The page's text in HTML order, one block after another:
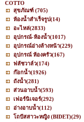
COTTO
สุขภัณฑ์ (705)
ห้องน้ำสำเร็จรูป(14)
อะไหล่(2833)
อุปกรณ์-ห้องน้ำ(1017)
อุปกรณ์อ่างล้างหน้า(229)
อุปกรณ์ ห้องครัว(167)
ฟลัชวาล์ว(174)
ก๊อกน้ำ(1926)
ถังน้ำ(281)
ส่วนอาบน้ำ(593)
เฟอร์นิเจอร์(292)
อ่างอาบน้ำ(112)
โถปัสสาวะหญิง (BIDET)(29)